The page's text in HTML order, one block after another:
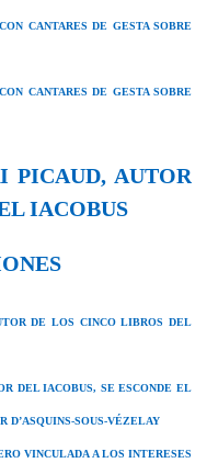
CANTARES DE GESTA SOBRE
CANTARES DE GESTA SOBRE
PICAUD, AUTOR
IACOBUS
DE LOS CINCO LIBROS DEL
DEL IACOBUS, SE ESCONDE EL
SOUS-VÉZELAY
VINCULADA A LOS INTERESES